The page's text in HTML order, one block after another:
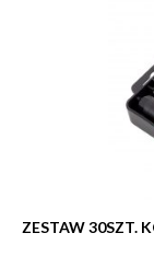
ZESTAW 30SZT. KOŃCÓWEK PRECYZYJNYCH Z RĘKOJEŚCIĄ